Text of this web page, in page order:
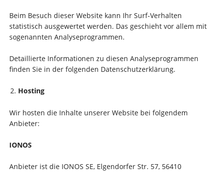
Beim Besuch dieser Website kann Ihr Surf-Verhalten
statistisch ausgewertet werden. Das geschieht vor allem mit
sogenannten Analyseprogrammen.
Detaillierte Informationen zu diesen Analyseprogrammen
finden Sie in der folgenden Datenschutzerklärung.
Hosting
Wir hosten die Inhalte unserer Website bei folgendem
Anbieter:
IONOS
Anbieter ist die IONOS SE, Elgendorfer Str. 57, 56410